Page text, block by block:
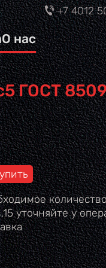
+7 4012
О нас
ГОСТ
уточняйте у